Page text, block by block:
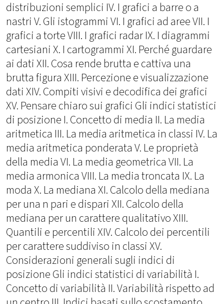
distribuzioni semplici IV. I grafici a barre o a
nastri V. Gli istogrammi VI. I grafici ad aree VII. I
grafici a torte VIII. I grafici radar IX. I diagrammi
cartesiani X. I cartogrammi XI. Perché guardare
ai dati XII. Cosa rende brutta e cattiva una
brutta figura XIII. Percezione e visualizzazione
dati XIV. Compiti visivi e decodifica dei grafici
XV. Pensare chiaro sui grafici Gli indici statistici
di posizione I. Concetto di media II. La media
aritmetica III. La media aritmetica in classi IV. La
media aritmetica ponderata V. Le proprietà
della media VI. La media geometrica VII. La
media armonica VIII. La media troncata IX. La
moda X. La mediana XI. Calcolo della mediana
per una n pari e dispari XII. Calcolo della
mediana per un carattere qualitativo XIII.
Quantili e percentili XIV. Calcolo dei percentili
per carattere suddiviso in classi XV.
Considerazioni generali sugli indici di
posizione Gli indici statistici di variabilità I.
Concetto di variabilità II. Variabilità rispetto ad